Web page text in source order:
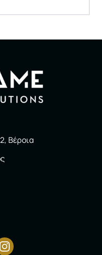
Βέροια